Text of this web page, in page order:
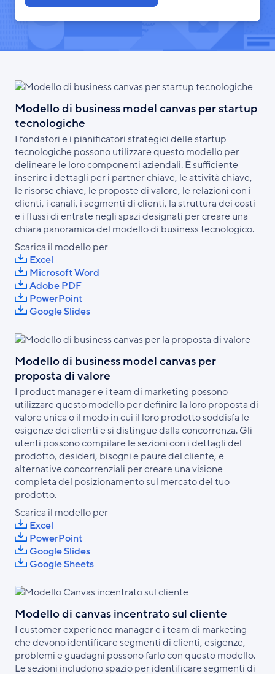
Modello di business model canvas per startup
tecnologiche
I fondatori e i pianificatori strategici delle startup
tecnologiche possono utilizzare questo modello per
delineare le loro componenti aziendali. È sufficiente
inserire i dettagli per i partner chiave, le attività chiave,
le risorse chiave, le proposte di valore, le relazioni con i
clienti, i canali, i segmenti di clienti, la struttura dei costi
e i flussi di entrate negli spazi designati per creare una
chiara panoramica del modello di business tecnologico.
Scarica il modello per
Excel
Microsoft Word
Adobe PDF
PowerPoint
Google Slides
Modello di business model canvas per
proposta di valore
I product manager e i team di marketing possono
utilizzare questo modello per definire la loro proposta di
valore unica o il modo in cui il loro prodotto soddisfa le
esigenze dei clienti e si distingue dalla concorrenza. Gli
utenti possono compilare le sezioni con i dettagli del
prodotto, desideri, bisogni e paure del cliente, e
alternative concorrenziali per creare una visione
completa del posizionamento sul mercato del tuo
prodotto.
Scarica il modello per
Excel
PowerPoint
Google Slides
Google Sheets
Modello di canvas incentrato sul cliente
I customer experience manager e i team di marketing
che devono identificare segmenti di clienti, esigenze,
problemi e guadagni possono farlo con questo modello.
Le sezioni includono spazio per identificare segmenti di